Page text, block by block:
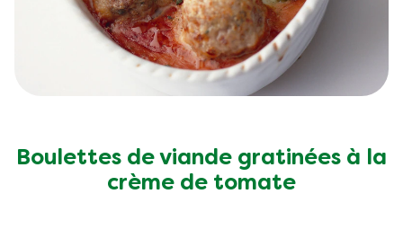
Boulettes de viande gratinées à la
crème de tomate